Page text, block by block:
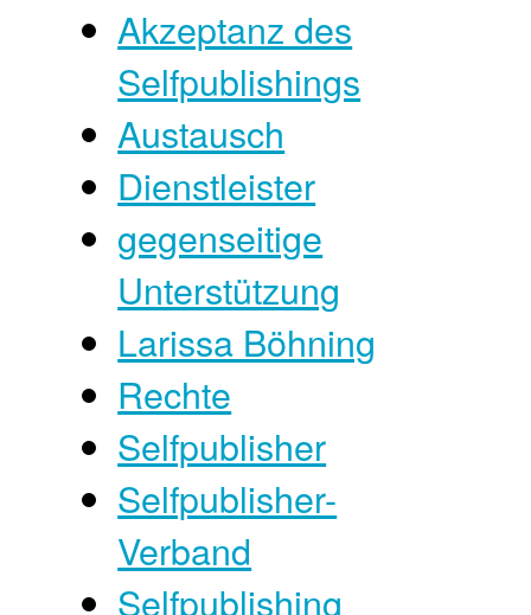
Akzeptanz des
Selfpublishings
Austausch
Dienstleister
gegenseitige
Unterstützung
Larissa Böhning
Rechte
Selfpublisher
Selfpublisher-
Verband
Selfpublishing